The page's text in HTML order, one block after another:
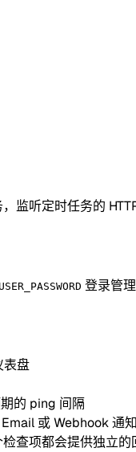
监听定时任务的
登录管理
表盘
的 ping 间隔
或 Webhook 通
查项都会提供独立的